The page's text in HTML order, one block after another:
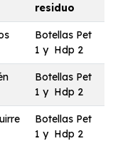
residuo
Botellas Pet
1 y Hdp 2
Botellas Pet
1 y Hdp 2
Botellas Pet
1 y Hdp 2